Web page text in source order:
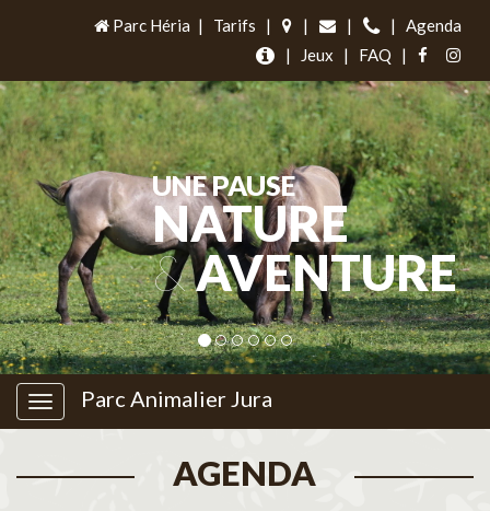
Parc Héria | Tarifs | | | |
Agenda
|
Jeux | FAQ |
UNE PAUSE
NATURE
&AVENTURE
Parc Animalier Jura
AGENDA